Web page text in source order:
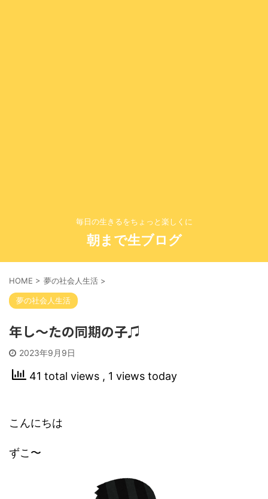
毎日の生きるをちょっと楽しくに
朝まで生ブログ
HOME > 夢の社会人生活 >
夢の社会人生活
年し〜たの同期の子♫
2023年9月9日
41 total views , 1 views today
こんにちは
ずこ〜